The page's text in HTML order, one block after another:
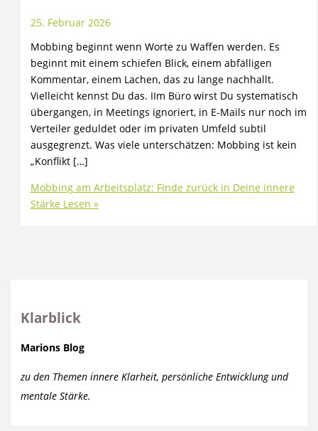
25. Februar 2026
Mobbing beginnt wenn Worte zu Waffen werden. Es
beginnt mit einem schiefen Blick, einem abfälligen
Kommentar, einem Lachen, das zu lange nachhallt.
Vielleicht kennst Du das. IIm Büro wirst Du systematisch
übergangen, in Meetings ignoriert, in E-Mails nur noch im
Verteiler geduldet oder im privaten Umfeld subtil
ausgegrenzt. Was viele unterschätzen: Mobbing ist kein
„Konflikt […]
Mobbing am Arbeitsplatz: Finde zurück in Deine innere
StärkeLesen »
Klarblick
Marions Blog
zu den Themen innere Klarheit, persönliche Entwicklung und
mentale Stärke.